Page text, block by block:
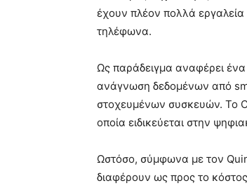
έχουν πλέον πολλά
τηλέφωνα.
Ως παράδειγμα αναφέρει ένα
ανάγνωση δεδομένων από
στοχευμένων συσκευών. Το
οποία ειδικεύεται στην
Ωστόσο, σύμφωνα με τον
διαφέρουν ως προς το κόστος